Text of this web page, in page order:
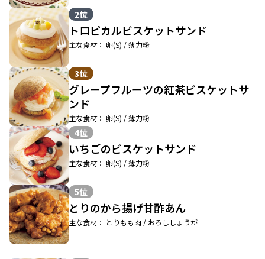
2位
トロピカルビスケットサンド
主な食材： 卵(S) / 薄力粉
3位
グレープフルーツの紅茶ビスケットサ
ンド
主な食材： 卵(S) / 薄力粉
4位
いちごのビスケットサンド
主な食材： 卵(S) / 薄力粉
5位
とりのから揚げ甘酢あん
主な食材： とりもも肉 / おろししょうが